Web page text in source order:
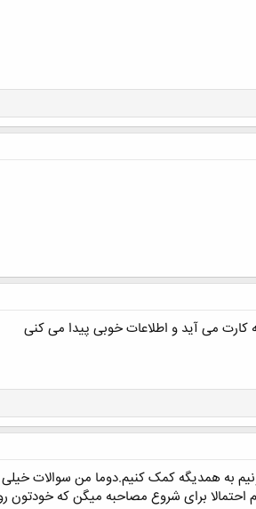
می آید و اطلاعات خوبی پیدا می کنی
به همدیگه کمک کنیم.دوما من سوالات
درباره اریفیس و طرز کارش می خوام.2-من شنیدم احتمالا برای